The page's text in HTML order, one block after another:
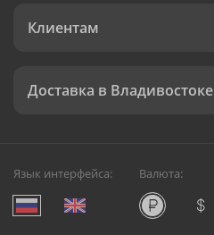
Клиентам
Доставка в Владивостоке
Язык интерфейса: Валюта: